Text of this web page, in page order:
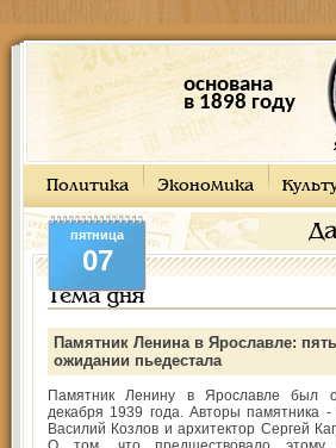
основана
в 1898 году
Политика Экономика
пятница
07
Тема дня
Памятник Ленина в Ярославле:
ожидании пьедестала
Памятник Ленину в Ярославле был
декабря 1939 года. Авторы памятника -
Василий Козлов и архитектор Сергей